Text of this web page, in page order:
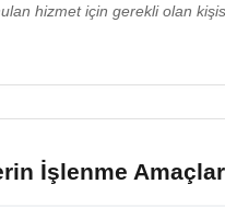
hizmet için gerekli olan
İşlenme